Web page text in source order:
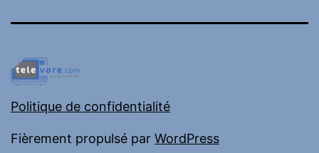
Politique de confidentialité
Fièrement propulsé par WordPress